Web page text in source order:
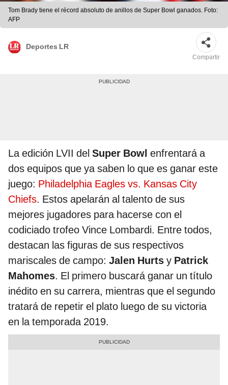
Tom Brady tiene el récord absoluto de anillos de Super Bowl ganados. Foto:
AFP
Deportes LR
Compartir
La edición LVII del Super Bowl enfrentará a
dos equipos que ya saben lo que es ganar este
juego: Philadelphia Eagles vs. Kansas City
Chiefs. Estos apelarán al talento de sus
mejores jugadores para hacerse con el
codiciado trofeo Vince Lombardi. Entre todos,
destacan las figuras de sus respectivos
mariscales de campo: Jalen Hurts y Patrick
Mahomes. El primero buscará ganar un título
inédito en su carrera, mientras que el segundo
tratará de repetir el plato luego de su victoria
en la temporada 2019.